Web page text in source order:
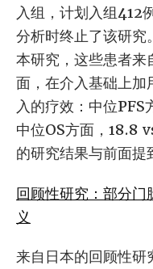
入组，计划入组412
分析时终止了该研
本研究，这些患者
面，在介入基础上加
入的疗效：中位
中位OS方面，18.8
的研究结果与前面提
回顾性研究：部分
义
来自日本的回顾性研